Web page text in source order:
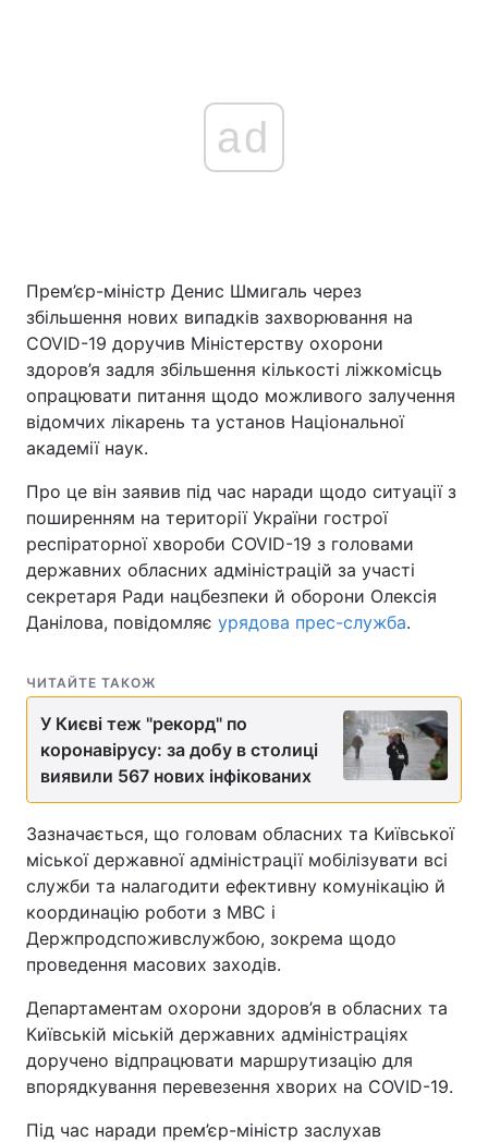
ad
Прем’єр-міністр Денис Шмигаль через
збільшення нових випадків захворювання на
COVID-19 доручив Міністерству охорони
здоров’я задля збільшення кількості ліжкомісць
опрацювати питання щодо можливого залучення
відомчих лікарень та установ Національної
академії наук.
Про це він заявив під час наради щодо ситуації з
поширенням на території України гострої
респіраторної хвороби COVID-19 з головами
державних обласних адміністрацій за участі
секретаря Ради нацбезпеки й оборони Олексія
Данілова, повідомляє урядова прес-служба.
ЧИТАЙТЕ ТАКОЖ
У Києві теж "рекорд" по
коронавірусу: за добу в столиці
виявили 567 нових інфікованих
Зазначається, що головам обласних та Київської
міської державної адміністрації мобілізувати всі
служби та налагодити ефективну комунікацію й
координацію роботи з МВС і
Держпродспоживслужбою, зокрема щодо
проведення масових заходів.
Департаментам охорони здоров’я в обласних та
Київській міській державних адміністраціях
доручено відпрацювати маршрутизацію для
впорядкування перевезення хворих на COVID-19.
Під час наради прем’єр-міністр заслухав